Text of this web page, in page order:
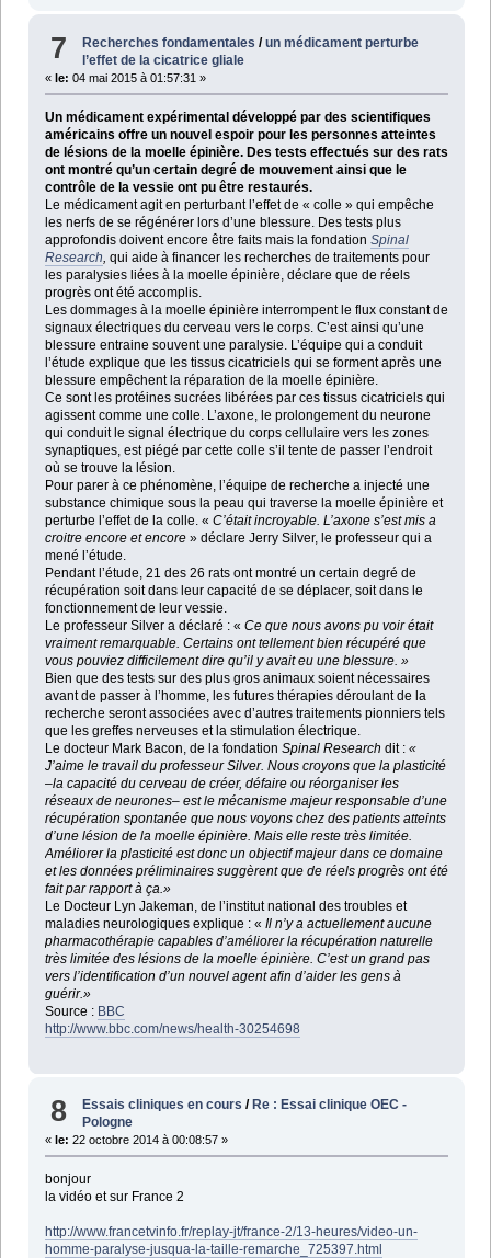
7 Recherches fondamentales /un médicament perturbe
l’effet de la cicatrice gliale
« le: 04 mai 2015 à 01:57:31 »
Un médicament expérimental développé par des scientifiques
américains offre un nouvel espoir pour les personnes atteintes
de lésions de la moelle épinière. Des tests effectués sur des rats
ont montré qu’un certain degré de mouvement ainsi que le
contrôle de la vessie ont pu être restaurés.
Le médicament agit en perturbant l’effet de « colle » qui empêche
les nerfs de se régénérer lors d’une blessure. Des tests plus
approfondis doivent encore être faits mais la fondation Spinal
Research qui aide à financer les recherches de traitements pour
les paralysies liées à la moelle épinière, déclare que de réels
progrès ont été accomplis.
Les dommages à la moelle épinière interrompent le flux constant de
signaux électriques du cerveau vers le corps. C’est ainsi qu’une
blessure entraine souvent une paralysie. L’équipe qui a conduit
l’étude explique que les tissus cicatriciels qui se forment après une
blessure empêchent la réparation de la moelle épinière.
Ce sont les protéines sucrées libérées par ces tissus cicatriciels qui
agissent comme une colle. L’axone, le prolongement du neurone
qui conduit le signal électrique du corps cellulaire vers les zones
synaptiques, est piégé par cette colle s’il tente de passer l’endroit
où se trouve la lésion.
Pour parer à ce phénomène, l’équipe de recherche a injecté une
substance chimique sous la peau qui traverse la moelle épinière et
perturbe l’effet de la colle. « C’était incroyable. L’axone s’est mis a
croitre encore et encore» déclare Jerry Silver, le professeur qui a
mené l’étude.
Pendant l’étude, 21 des 26 rats ont montré un certain degré de
récupération soit dans leur capacité de se déplacer, soit dans le
fonctionnement de leur vessie.
Le professeur Silver a déclaré : « Ce que nous avons pu voir était
vraiment remarquable. Certains ont tellement bien récupéré que
vous pouviez difficilement dire qu’il y avait eu une blessure. »
Bien que des tests sur des plus gros animaux soient nécessaires
avant de passer à l’homme, les futures thérapies déroulant de la
recherche seront associées avec d’autres traitements pionniers tels
que les greffes nerveuses et la stimulation électrique.
Le docteur Mark Bacon, de la fondation Spinal Research dit :«
J’aime le travail du professeur Silver. Nous croyons que la plasticité
–la capacité du cerveau de créer, défaire ou réorganiser les
réseaux de neurones– est le mécanisme majeur responsable d’une
récupération spontanée que nous voyons chez des patients atteints
d’une lésion de la moelle épinière. Mais elle reste très limitée.
Améliorer la plasticité est donc un objectif majeur dans ce domaine
et les données préliminaires suggèrent que de réels progrès ont été
fait par rapport à ça.»
Le Docteur Lyn Jakeman, de l’institut national des troubles et
maladies neurologiques explique : « Il n’y a actuellement aucune
pharmacothérapie capables d’améliorer la récupération naturelle
très limitée des lésions de la moelle épinière. C’est un grand pas
vers l’identification d’un nouvel agent afin d’aider les gens à
guérir.»
Source : BBC
http://www.bbc.com/news/health-30254698
8 Essais cliniques en cours / Re : Essai clinique OEC -
Pologne
« le: 22 octobre 2014 à 00:08:57 »
bonjour
la vidéo et sur France 2
http://www.francetvinfo.fr/replay-jt/france-2/13-heures/video-un-
homme-paralyse-jusqua-la-taille-remarche_725397.html